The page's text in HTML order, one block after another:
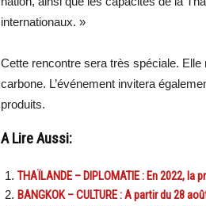
internationaux. »
Cette rencontre sera très spéciale.
carbone. L’événement invitera
produits.
A Lire Aussi:
THAÏLANDE – DIPLOMATIE : En 2022,
BANGKOK – CULTURE : A partir du 28